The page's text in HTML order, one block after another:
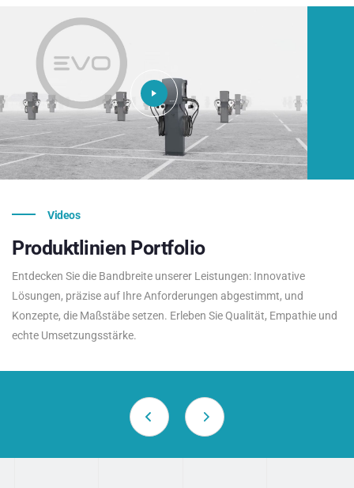
Videos
Produktlinien Portfolio
Entdecken Sie die Bandbreite unserer Leistungen: Innovative
Lösungen, präzise auf Ihre Anforderungen abgestimmt, und
Konzepte, die Maßstäbe setzen. Erleben Sie Qualität, Empathie und
echte Umsetzungsstärke.